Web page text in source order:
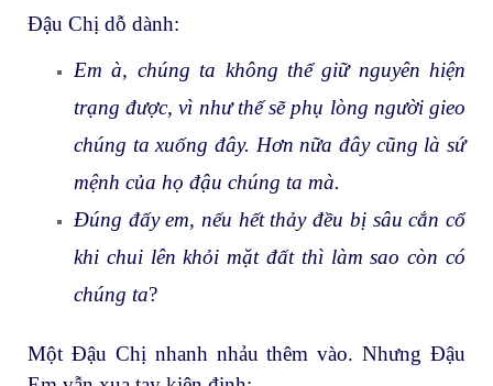
Đậu Chị dỗ dành:
Em à, chúng ta không thể giữ nguyên hiện
trạng được, vì như thế sẽ phụ lòng người gieo
chúng ta xuống đây. Hơn nữa đây cũng là sứ
mệnh của họ đậu chúng ta mà.
Đúng đấy em, nếu hết thảy đều bị sâu cắn cổ
khi chui lên khỏi mặt đất thì làm sao còn có
chúng ta?
Một Đậu Chị nhanh nhảu thêm vào. Nhưng Đậu